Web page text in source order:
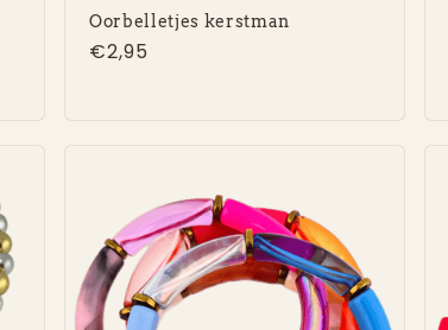
Oorbelletjes kerstman
Normale
€2,95